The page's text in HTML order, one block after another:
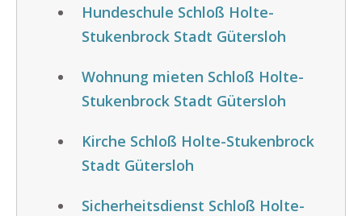
Hundeschule Schloß Holte-
Stukenbrock Stadt Gütersloh
Wohnung mieten Schloß Holte-
Stukenbrock Stadt Gütersloh
Kirche Schloß Holte-Stukenbrock
Stadt Gütersloh
Sicherheitsdienst Schloß Holte-